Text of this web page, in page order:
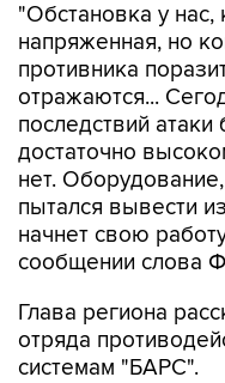
"Обстановка у нас,
напряженная, но
противника
отражаются...
последствий
достаточно
нет.
пытался вывести
начнет свою
сообщении слова
Глава региона
отряда
системам "БАРС".